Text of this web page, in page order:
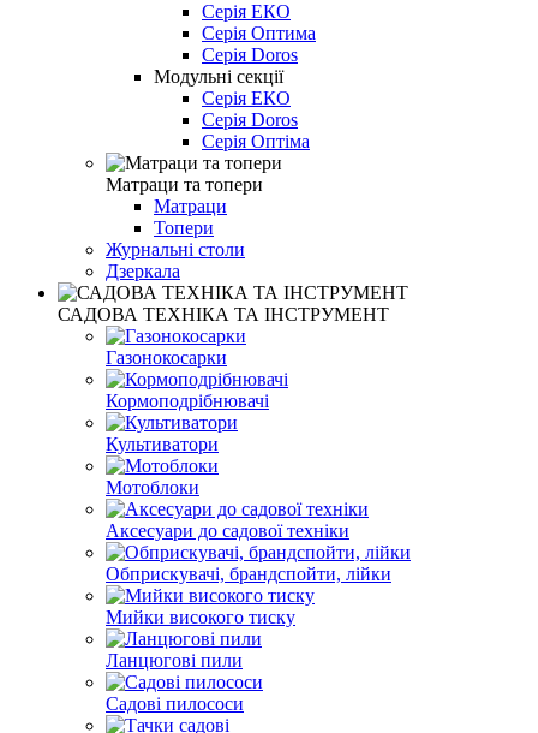
Серія ЕКО
Серія Оптима
Серія Doros
Модульні секції
Серія ЕКО
Серія Doros
Серія Оптіма
Матраци та топери
Матраци
Топери
Журнальні столи
Дзеркала
САДОВА ТЕХНІКА ТА ІНСТРУМЕНТ
Газонокосарки
Кормоподрібнювачі
Культиватори
Мотоблоки
Аксесуари до садової техніки
Обприскувачі, брандспойти, лійки
Мийки високого тиску
Ланцюгові пили
Садові пилососи